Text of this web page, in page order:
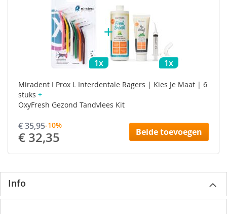
1x 1x
Miradent I Prox L Interdentale Ragers | Kies Je Maat | 6
stuks +
OxyFresh Gezond Tandvlees Kit
€ 35,95-10%
€ 32,35 Beide toevoegen
Info